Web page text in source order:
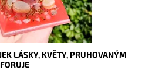
LÁSKY, KVĚTY, PRUHOVANÝM